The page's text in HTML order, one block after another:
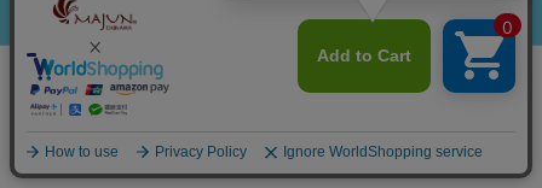
在庫ありのみ検索
会員は539ポイント付与！
¥10,780税込